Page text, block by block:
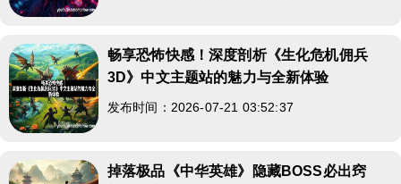
畅享恐怖快感！深度剖析《生化危机佣兵
3D》中文主题站的魅力与全新体验
发布时间：2026-07-21 03:52:37
掉落极品《中华英雄》隐藏BOSS必出窍